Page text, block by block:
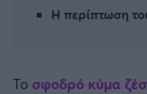
Η περίπτωση
Το σφοδρό κύμα